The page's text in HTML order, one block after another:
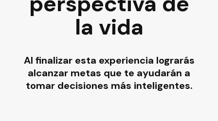
la vida
Al finalizar esta experiencia lograrás
alcanzar metas que te ayudarán a
tomar decisiones más inteligentes.